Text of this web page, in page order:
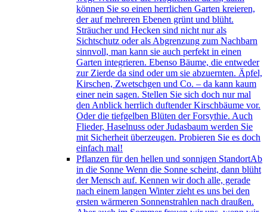
können Sie so einen herrlichen Garten kreieren,
der auf mehreren Ebenen grünt und blüht.
Sträucher und Hecken sind nicht nur als
Sichtschutz oder als Abgrenzung zum Nachbarn
sinnvoll, man kann sie auch perfekt in einen
Garten integrieren. Ebenso Bäume, die entweder
zur Zierde da sind oder um sie abzuernten. Äpfel,
Kirschen, Zwetschgen und Co. – da kann kaum
einer nein sagen. Stellen Sie sich doch nur mal
den Anblick herrlich duftender Kirschbäume vor.
Oder die tiefgelben Blüten der Forsythie. Auch
Flieder, Haselnuss oder Judasbaum werden Sie
mit Sicherheit überzeugen. Probieren Sie es doch
einfach mal!
Pflanzen für den hellen und sonnigen StandortAb
in die Sonne Wenn die Sonne scheint, dann blüht
der Mensch auf. Kennen wir doch alle, gerade
nach einem langen Winter zieht es uns bei den
ersten wärmeren Sonnenstrahlen nach draußen.